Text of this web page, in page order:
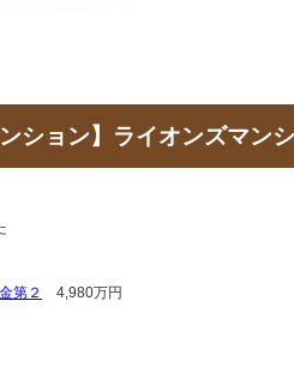
ンション】ライオンズ
第２
4,980万円